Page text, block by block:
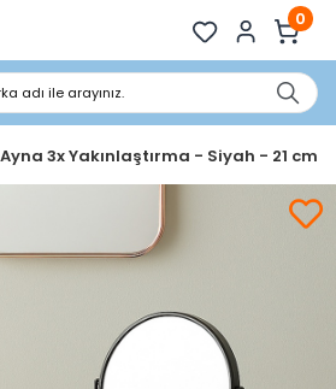
0
adı ile arayınız.
3x Yakınlaştırma - Siyah - 21 cm